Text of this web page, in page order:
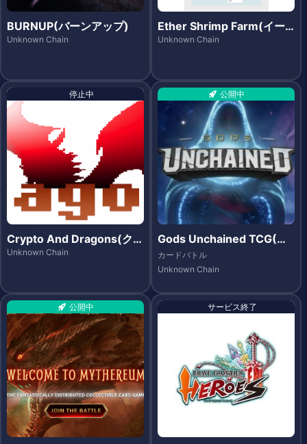
BURNUP(バーンアップ)
Unknown Chain
Ether Shrimp Farm(イー
サシュリンプファーム)
Unknown Chain
停止中
Crypto And Dragons(クリ
プト・アンド・ドラゴンズ)
Unknown Chain
公開中
Gods Unchained TCG(ゴ
ッズ アンチェインド)
カードバトル
Unknown Chain
公開中 サービス終了